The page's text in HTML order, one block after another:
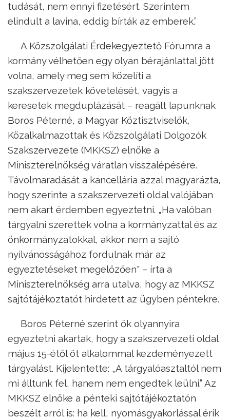
tudását, nem ennyi fizetésért. Szerintem
elindult a lavina, eddig bírták az emberek.”
A Közszolgálati Érdekegyeztető Fórumra a
kormány vélhetően egy olyan bérajánlattal jött
volna, amely meg sem közelíti a
szakszervezetek követelését, vagyis a
keresetek megduplázását – reagált lapunknak
Boros Péterné, a Magyar Köztisztviselők,
Közalkalmazottak és Közszolgálati Dolgozók
Szakszervezete (MKKSZ) elnöke a
Miniszterelnökség váratlan visszalépésére.
Távolmaradását a kancellária azzal magyarázta,
hogy szerinte a szakszervezeti oldal valójában
nem akart érdemben egyeztetni. „Ha valóban
tárgyalni szerettek volna a kormányzattal és az
önkormányzatokkal, akkor nem a sajtó
nyilvánosságához fordulnak már az
egyeztetéseket megelőzően" – írta a
Miniszterelnökség arra utalva, hogy az MKKSZ
sajtótájékoztatót hirdetett az ügyben péntekre.
Boros Péterné szerint ők olyannyira
egyeztetni akartak, hogy a szakszervezeti oldal
május 15-étől öt alkalommal kezdeményezett
tárgyalást. Kijelentette: „A tárgyalóasztaltól nem
mi álltunk fel, hanem nem engedtek leülni.” Az
MKKSZ elnöke a pénteki sajtótájékoztatón
beszélt arról is: ha kell, nyomásgyakorlással érik